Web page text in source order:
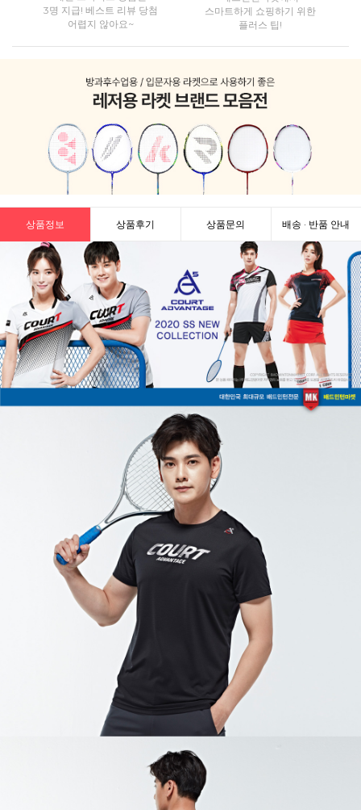
3명 지급! 베스트 리뷰 당첨
어렵지 않아요~
스마트하게 쇼핑하기 위한
플러스 팁!
상품정보 상품후기 상품문의 배송 · 반품 안내